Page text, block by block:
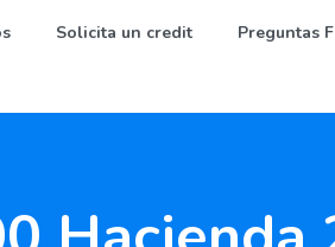
Solicita un credit Preguntas